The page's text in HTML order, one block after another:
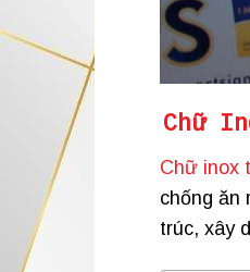
Chữ
Chữ inox
chống ăn
trúc, xây